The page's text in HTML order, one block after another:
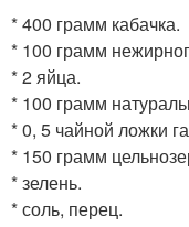
* 400 грамм кабачка.
* 100 грамм
* 2 яйца.
* 100 грамм
* 0, 5 чайной ложки
* 150 грамм
* зелень.
* соль, перец.